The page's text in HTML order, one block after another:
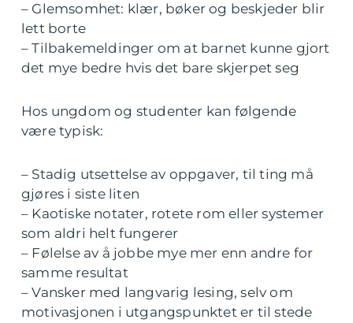
– Glemsomhet: klær, bøker og beskjeder blir
lett borte
– Tilbakemeldinger om at barnet kunne gjort
det mye bedre hvis det bare skjerpet seg
Hos ungdom og studenter kan følgende
være typisk:
– Stadig utsettelse av oppgaver, til ting må
gjøres i siste liten
– Kaotiske notater, rotete rom eller systemer
som aldri helt fungerer
– Følelse av å jobbe mye mer enn andre for
samme resultat
– Vansker med langvarig lesing, selv om
motivasjonen i utgangspunktet er til stede